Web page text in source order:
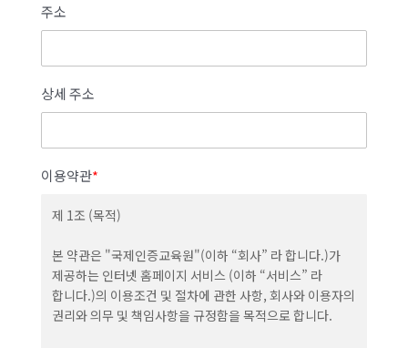
주소
상세 주소
이용약관*
제 1조 (목적)
본 약관은 "국제인증교육원"(이하 “회사” 라 합니다.)가
제공하는 인터넷 홈페이지 서비스 (이하 “서비스” 라
합니다.)의 이용조건 및 절차에 관한 사항, 회사와 이용자의
권리와 의무 및 책임사항을 규정함을 목적으로 합니다.